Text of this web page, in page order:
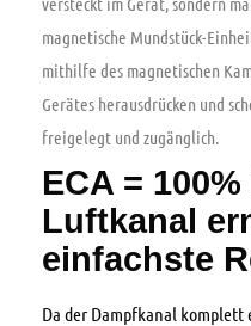
magnetische Mundstück-
mithilfe des magnetischen
Gerätes herausdrücken und
freigelegt und zugänglich.
ECA =
Luftkanal
einfachste
Da der Dampfkanal komplett